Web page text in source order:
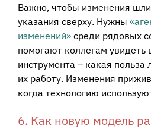
Важно, чтобы изменения
указания сверху. Нужны
изменений»среди рядовых
помогают коллегам увидеть
инструмента – какая
их работу. Изменения
когда технологию
6. Как новую модель